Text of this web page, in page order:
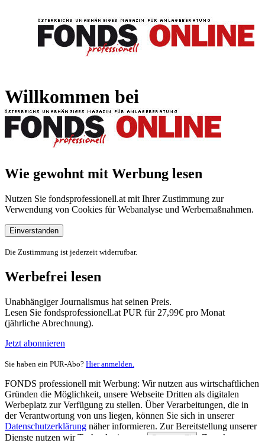
Willkommen bei
Wie gewohnt mit Werbung lesen
Nutzen Sie fondsprofessionell.at mit Ihrer Zustimmung zur
Verwendung von Cookies für Webanalyse und Werbemaßnahmen.
Einverstanden
Die Zustimmung ist jederzeit widerrufbar.
Werbefrei lesen
Unabhängiger Journalismus hat seinen Preis.
Lesen Sie fondsprofessionell.at PUR für 27,99€ pro Monat
(jährliche Abrechnung).
Jetzt abonnieren
Sie haben ein PUR-Abo? Hier anmelden.
FONDS professionell mit Werbung: Wir nutzen aus wirtschaftlichen
Gründen die Möglichkeit, unsere Webseite Dritten als digitalen
Werbeplatz zur Verfügung zu stellen. Über Verarbeitungen, die in
der Verantwortung von uns liegen, können Sie sich in unserer
Datenschutzerklärung näher informieren. Zur Bereitstellung unserer
Dienste nutzen wir Technologien von
Partnern (5)
. Zwecke: